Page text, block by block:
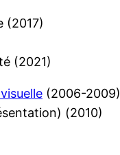
(2017)
(2021)
(2006-2009)
(2010)